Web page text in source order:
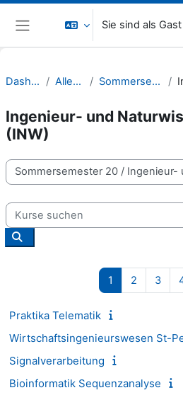
Zum Hauptinhalt
Website-Übersicht
Sie sind als
Dashboard Alle Kurse Sommersemester 20
Ingenieur- und
(INW)
Kursbereiche
Kurse suchen
Kurse suchen
1 Seite 1
2 Seite 2
3Seite
Praktika Telematik
Wirtschaftsingenieurswesen St-
Signalverarbeitung
Bioinformatik Sequenzanalyse